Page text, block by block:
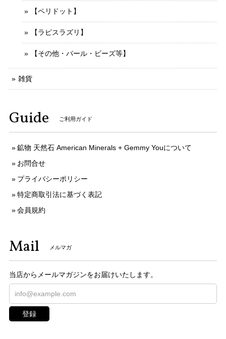
【ペリドット】
【ラピスラズリ】
【その他・パール・ビーズ等】
雑貨
Guide ご利用ガイド
鉱物 天然石 American Minerals + Gemmy Youについて
お問合せ
プライバシーポリシー
特定商取引法に基づく表記
会員規約
Mail メルマガ
当店からメールマガジンをお届けいたします。
登録